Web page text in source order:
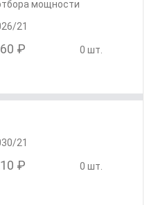
мощности
21
₽ 0 шт.
21
₽ 0 шт.